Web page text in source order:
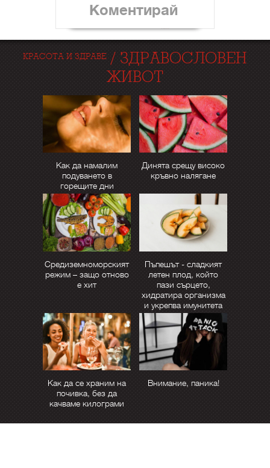
Коментирай
КРАСОТА И ЗДРАВЕ / ЗДРАВОСЛОВЕН
ЖИВОТ
Как да намалим
подуването в
горещите дни
Динята срещу високо
кръвно налягане
Средиземноморският
режим – защо отново
е хит
Пъпешът - сладкият
летен плод, който
пази сърцето,
хидратира организма
и укрепва имунитета
Как да се храним на
почивка, без да
качваме килограми
Внимание, паника!